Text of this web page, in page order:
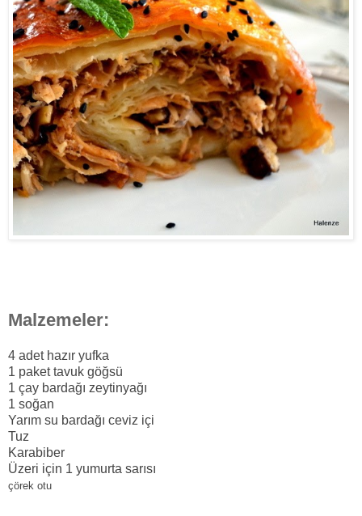
Malzemeler:
4 adet hazır yufka
1 paket tavuk göğsü
1 çay bardağı zeytinyağı
1 soğan
Yarım su bardağı ceviz içi
Tuz
Karabiber
Üzeri için 1 yumurta sarısı
çörek otu